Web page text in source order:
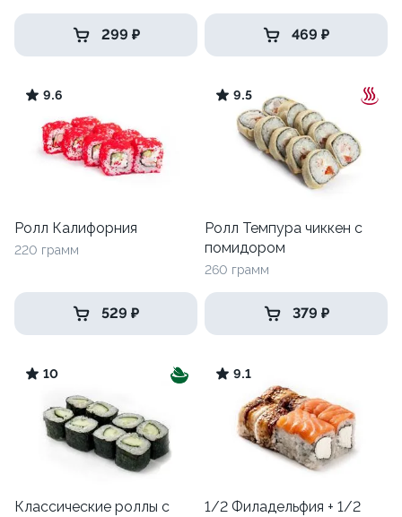
299 ₽ 469 ₽
9.6
Ролл Калифорния
220 грамм
529 ₽
9.5
Ролл Темпура чиккен с
помидором
260 грамм
379 ₽
10
Классические роллы с
9.1
1/2 Филадельфия + 1/2